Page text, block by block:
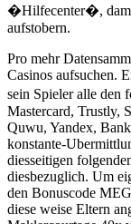
�Hilfecenter�,
aufstobern.
Pro mehr
Casinos aufsuchen.
sein Spieler alle den
Mastercard, Trustly,
Quwu, Yandex,
konstante-
diesseitigen
diesbezuglich. Um
den Bonuscode
diese weise Eltern